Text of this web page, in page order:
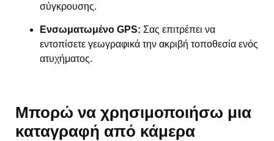
σύγκρουσης.
Ενσωματωμένο GPS: Σας επιτρέπει να
εντοπίσετε γεωγραφικά την ακριβή τοποθεσία ενός
ατυχήματος.
Μπορώ να χρησιμοποιήσω μια
καταγραφή από κάμερα